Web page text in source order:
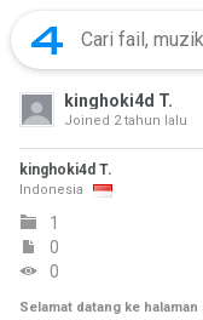
kinghoki4d T.
Joined 2 tahun lalu
kinghoki4d T.
Indonesia
1
0
0
Selamat datang ke